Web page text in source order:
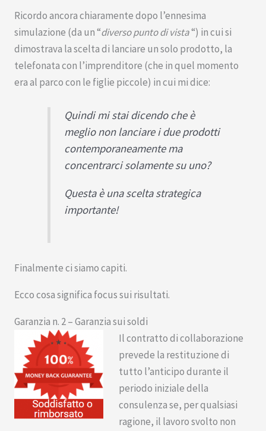
Ricordo ancora chiaramente dopo l’ennesima
simulazione (da un “diverso punto di vista“) in cui si
dimostrava la scelta di lanciare un solo prodotto, la
telefonata con l’imprenditore (che in quel momento
era al parco con le figlie piccole) in cui mi dice:
Quindi mi stai dicendo che è
meglio non lanciare i due prodotti
contemporaneamente ma
concentrarci solamente su uno?
Questa è una scelta strategica
importante!
Finalmente ci siamo capiti.
Ecco cosa significa focus sui risultati.
Garanzia n. 2 – Garanzia sui soldi
​Il contratto di collaborazione
prevede la restituzione di
tutto l’anticipo durante il
periodo iniziale della
consulenza se, per qualsiasi
ragione, il lavoro svolto non